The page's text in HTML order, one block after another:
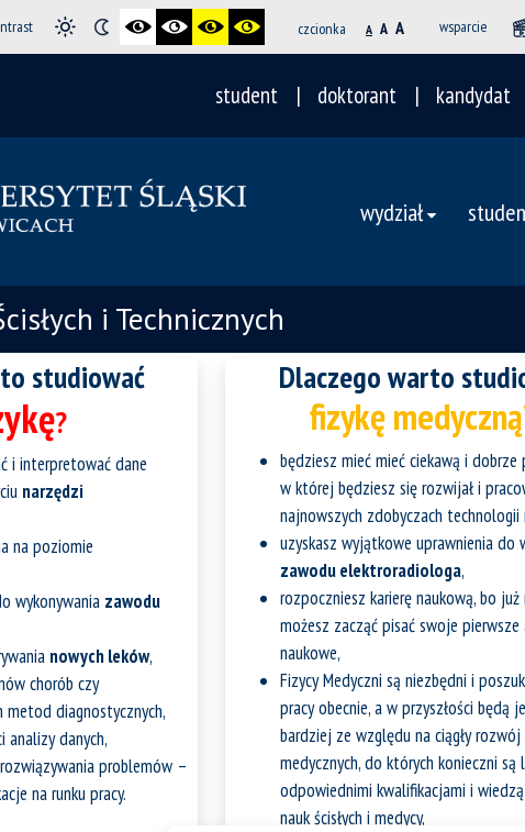
czcionka A A A wsparcie
student doktorant kandydat
wydział
i Technicznych
studiować
?
i interpretować dane
narzędzi
na poziomie
wykonywania zawodu
nowych leków,
chorób czy
metod diagnostycznych,
analizy danych,
problemów –
na runku pracy.
Dlaczego warto
fizykę
będziesz mieć mieć ciekawą i dobrze
w której będziesz się rozwijał i
najnowszych zdobyczach technologii
uzyskasz wyjątkowe uprawnienia do
zawodu elektroradiologa,
rozpoczniesz karierę naukową, bo
możesz zacząć pisać swoje pierwsze
naukowe,
Fizycy Medyczni są niezbędni i
pracy obecnie, a w przyszłości będą
bardziej ze względu na ciągły
medycznych, do których konieczni są
odpowiednimi kwalifikacjami i
nauk ścisłych i medycy,